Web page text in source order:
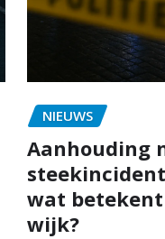
NIEUWS
Aanhouding
wat
wijk?